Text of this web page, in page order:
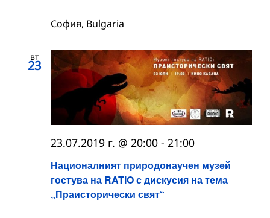
София, Bulgaria
вт
23
Националният природонаучен музей
гостува на RATIO с дискусия на тема
„Праисторически свят“
23.07.2019 г. @ 20:00 - 21:00